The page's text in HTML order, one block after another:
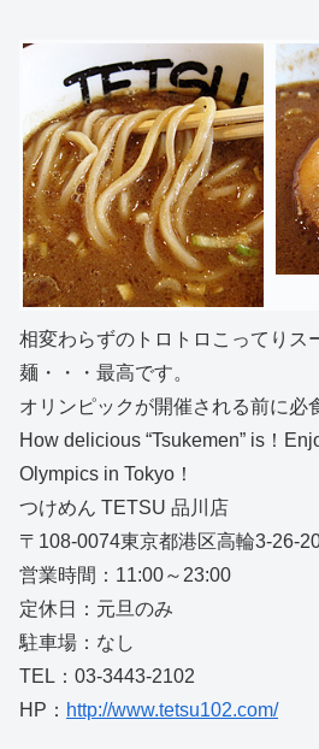
相変わらずのトロトロこってりス
麺・・・最高です。
オリンピックが開催される前に必
How delicious “Tsukemen” is！
Olympics in Tokyo！
つけめん TETSU 品川店
〒108-0074東京都港区高輪3-26-
営業時間：11:00～23:00
定休日：元旦のみ
駐車場：なし
TEL：03-3443-2102
HP： http://www.tetsu102.com/